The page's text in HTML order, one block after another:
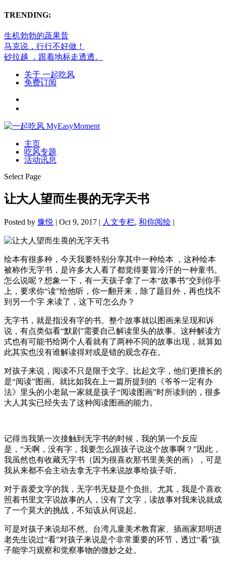
TRENDING:
生机勃勃的蔬果昔
马克说，行行不好做！
砂拉越 ，跟着地标走透透。
关于 一起吃风
免费订阅
主页
吃风专题
活动讯息
Select Page
让大人望而生畏的无字天书
Posted by 豫悦 | Oct 9, 2017 | 人文专栏, 和你阅绘 |
绘本有很多种，今天我要特别分享其中一种绘本 ，这种绘本
被称作无字书，是许多大人看了都觉得要冒冷汗的一种童书。
怎么说呢？想象一下，有一天孩子拿了一本“故事书”交到你手
上，要求你“读”给他听，你一翻开来，除了题目外，再也找不
到另一个字 来读了，这下可怎么办？
无字书，就是指没有字的书。整个故事就以图画来呈现和诉
说，有点类似看“默剧”需要自己解读里头的故事。这种解读方
式也有可能书给两个人看就有了两种不同的故事出现，就算如
此其实也没有谁解读得对或是错的观念存在。
对孩子来说，阅读不只是限于文字。比起文字，他们更擅长的
是“阅读”图画。就比如我在上一篇所提到的《爷爷一定有办
法》里头的小老鼠一家就是孩子“阅读图画”时所读到的，很多
大人其实已经失去了这种阅读图画的能力。
记得当我第一次接触到无字书的时候，我的第一个反应
是，“天啊，没有字，我要怎么跟孩子说这个故事啊？”因此，
我虽然也有收藏无字书（因为很喜欢那书里美美的画），可是
我从来都不会主动去拿无字书来说故事给孩子听。
对于喜爱文字的我，无字书无疑是个负担。尤其，我是个喜欢
照着书里文字说故事的人，没有了文字，读故事对我来说就成
了一个莫大的挑战，不知该从何说起。
可是对孩子来说却不然。台湾儿童美术教育家、插画家郑明进
老先生说过“看”对孩子来说是个非常重要的环节，透过“看”孩
子能学习观察和觉察事物的微妙之处。